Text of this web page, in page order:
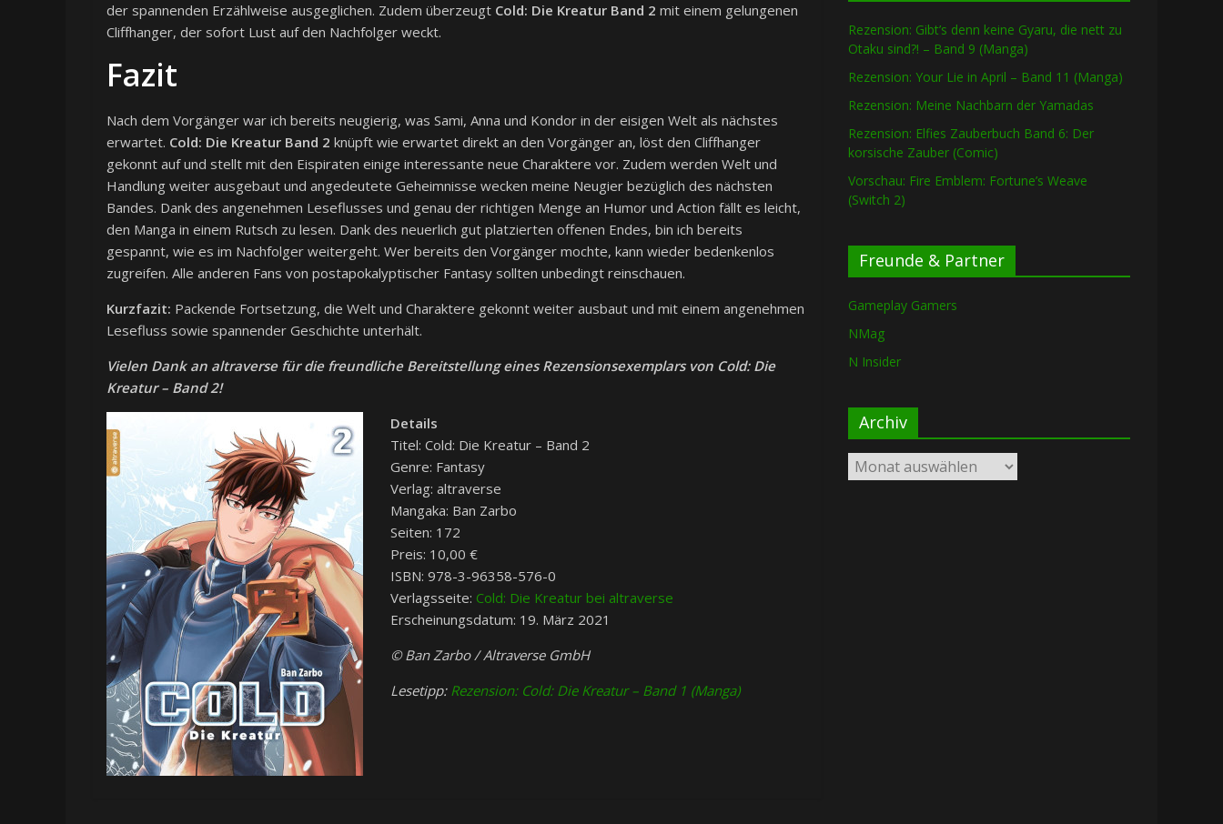
der spannenden Erzählweise ausgeglichen. Zudem überzeugt Cold: Die Kreatur Band 2 mit einem gelungenen
Cliffhanger, der sofort Lust auf den Nachfolger weckt.
Fazit
Nach dem Vorgänger war ich bereits neugierig, was Sami, Anna und Kondor in der eisigen Welt als nächstes
erwartet. Cold: Die Kreatur Band 2 knüpft wie erwartet direkt an den Vorgänger an, löst den Cliffhanger
gekonnt auf und stellt mit den Eispiraten einige interessante neue Charaktere vor. Zudem werden Welt und
Handlung weiter ausgebaut und angedeutete Geheimnisse wecken meine Neugier bezüglich des nächsten
Bandes. Dank des angenehmen Leseflusses und genau der richtigen Menge an Humor und Action fällt es leicht,
den Manga in einem Rutsch zu lesen. Dank des neuerlich gut platzierten offenen Endes, bin ich bereits
gespannt, wie es im Nachfolger weitergeht. Wer bereits den Vorgänger mochte, kann wieder bedenkenlos
zugreifen. Alle anderen Fans von postapokalyptischer Fantasy sollten unbedingt reinschauen.
Kurzfazit: Packende Fortsetzung, die Welt und Charaktere gekonnt weiter ausbaut und mit einem angenehmen
Lesefluss sowie spannender Geschichte unterhält.
Vielen Dank an altraverse für die freundliche Bereitstellung eines Rezensionsexemplars von Cold: Die
Kreatur – Band 2!
Details
Titel: Cold: Die Kreatur – Band 2
Genre: Fantasy
Verlag: altraverse
Mangaka: Ban Zarbo
Seiten: 172
Preis: 10,00 €
ISBN: 978-3-96358-576-0
Verlagsseite: Cold: Die Kreatur bei altraverse
Erscheinungsdatum: 19. März 2021
© Ban Zarbo / Altraverse GmbH
Lesetipp: Rezension: Cold: Die Kreatur – Band 1 (Manga)
Rezension: Gibt’s denn keine Gyaru, die nett zu
Otaku sind?! – Band 9 (Manga)
Rezension: Your Lie in April – Band 11 (Manga)
Rezension: Meine Nachbarn der Yamadas
Rezension: Elfies Zauberbuch Band 6: Der
korsische Zauber (Comic)
Vorschau: Fire Emblem: Fortune’s Weave
(Switch 2)
Freunde & Partner
Gameplay Gamers
NMag
N Insider
Archiv
Archiv